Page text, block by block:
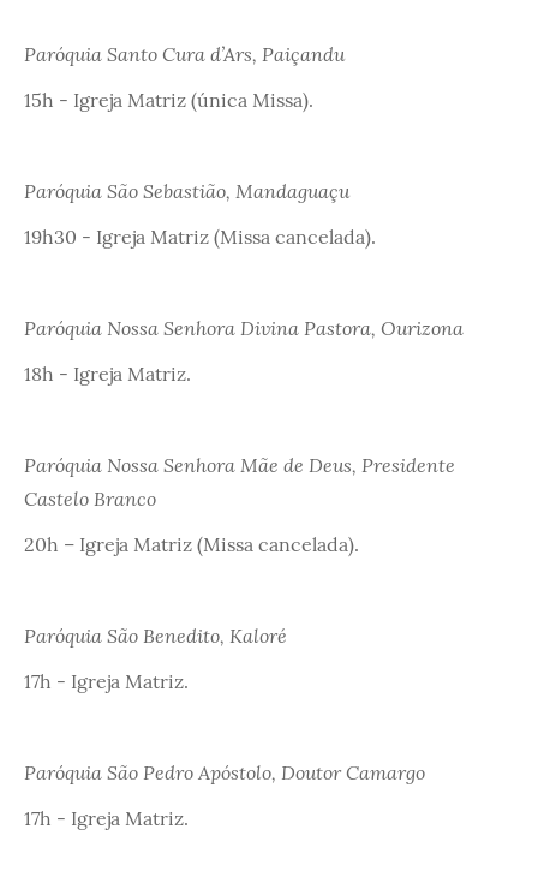
Paróquia Santo Cura d’Ars, Paiçandu
15h - Igreja Matriz (única Missa).
Paróquia São Sebastião, Mandaguaçu
19h30 - Igreja Matriz (Missa cancelada).
Paróquia Nossa Senhora Divina Pastora, Ourizona
18h - Igreja Matriz.
Paróquia Nossa Senhora Mãe de Deus, Presidente
Castelo Branco
20h – Igreja Matriz (Missa cancelada).
Paróquia São Benedito, Kaloré
17h - Igreja Matriz.
Paróquia São Pedro Apóstolo, Doutor Camargo
17h - Igreja Matriz.